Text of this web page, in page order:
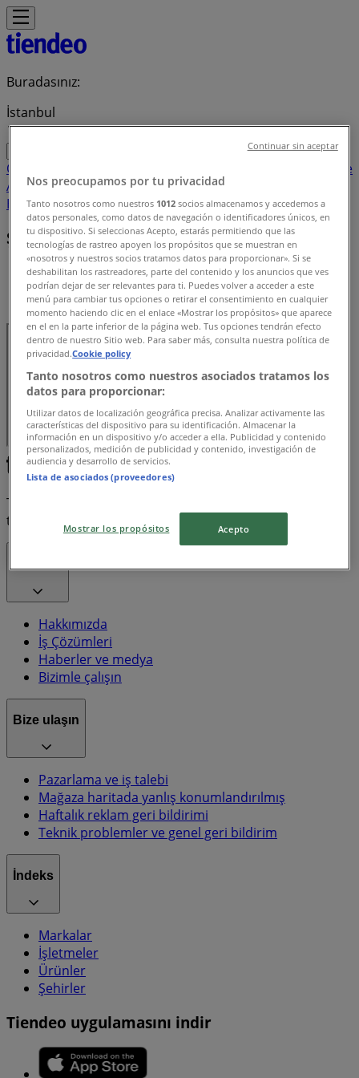
Buradasınız:
İstanbul
Öne çıkan
Giyim, Ayakkabı ve
AksesuarlarTeknoloji ve Beyaz EşyaKozmetik ve
BakımOyuncak ve BebekAraba ve MotorsikletBankalar
Şartlar ve koşullar
tiendeo»
Şartlar ve Koşullar
Tiendeo, dünya çapında yerel alışverişi yeniden icat eden
teknoloji şirketi Shopfully'nin bir parçasıdır.
Hakkımızda
İş Çözümleri
Haberler ve medya
Bizimle çalışın
Bize ulaşın
Pazarlama ve iş talebi
Mağaza haritada yanlış konumlandırılmış
Haftalık reklam geri bildirimi
Teknik problemler ve genel geri bildirim
İndeks
Markalar
İşletmeler
Ürünler
Şehirler
Tiendeo uygulamasını indir
Nos preocupamos por tu privacidad
Tanto nosotros como nuestros 1012 socios almacenamos y accedemos a
datos personales, como datos de navegación o identificadores únicos, en
tu dispositivo. Si seleccionas Acepto, estarás permitiendo que las
tecnologías de rastreo apoyen los propósitos que se muestran en
«nosotros y nuestros socios tratamos datos para proporcionar». Si se
deshabilitan los rastreadores, parte del contenido y los anuncios que ves
podrían dejar de ser relevantes para ti. Puedes volver a acceder a este
menú para cambiar tus opciones o retirar el consentimiento en cualquier
momento haciendo clic en el enlace «Mostrar los propósitos» que aparece
en el en la parte inferior de la página web. Tus opciones tendrán efecto
dentro de nuestro Sitio web. Para saber más, consulta nuestra política de
privacidad.Cookie policy
Tanto nosotros como nuestros asociados tratamos los
datos para proporcionar:
Utilizar datos de localización geográfica precisa. Analizar activamente las
características del dispositivo para su identificación. Almacenar la
información en un dispositivo y/o acceder a ella. Publicidad y contenido
personalizados, medición de publicidad y contenido, investigación de
audiencia y desarrollo de servicios.
Lista de asociados (proveedores)
Mostrar los propósitos Acepto
Continuar sin aceptar